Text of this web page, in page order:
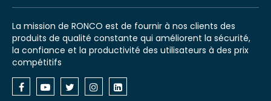
La mission de RONCO est de fournir à nos clients des
produits de qualité constante qui améliorent la sécurité,
la confiance et la productivité des utilisateurs à des prix
compétitifs